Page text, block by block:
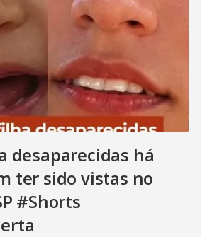
desaparecidas há
ter sido vistas no
#Shorts